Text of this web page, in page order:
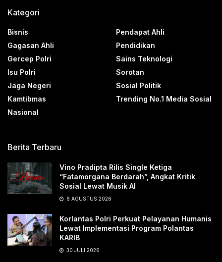
Kategori
Bisnis
Gagasan Ahli
Gercep Polri
Isu Polri
Jaga Negeri
Kamtibmas
Nasional
Pendapat Ahli
Pendidikan
Sains Teknologi
Sorotan
Sosial Politik
Trending No.1 Media Sosial
Berita Terbaru
Vino Pradipta Rilis Single Ketiga
“Fatamorgana Berdarah”, Angkat Kritik
Sosial Lewat Musik AI
6 AGUSTUS 2026
Korlantas Polri Perkuat Pelayanan Humanis
Lewat Implementasi Program Polantas
KARIB
30 JULI 2026